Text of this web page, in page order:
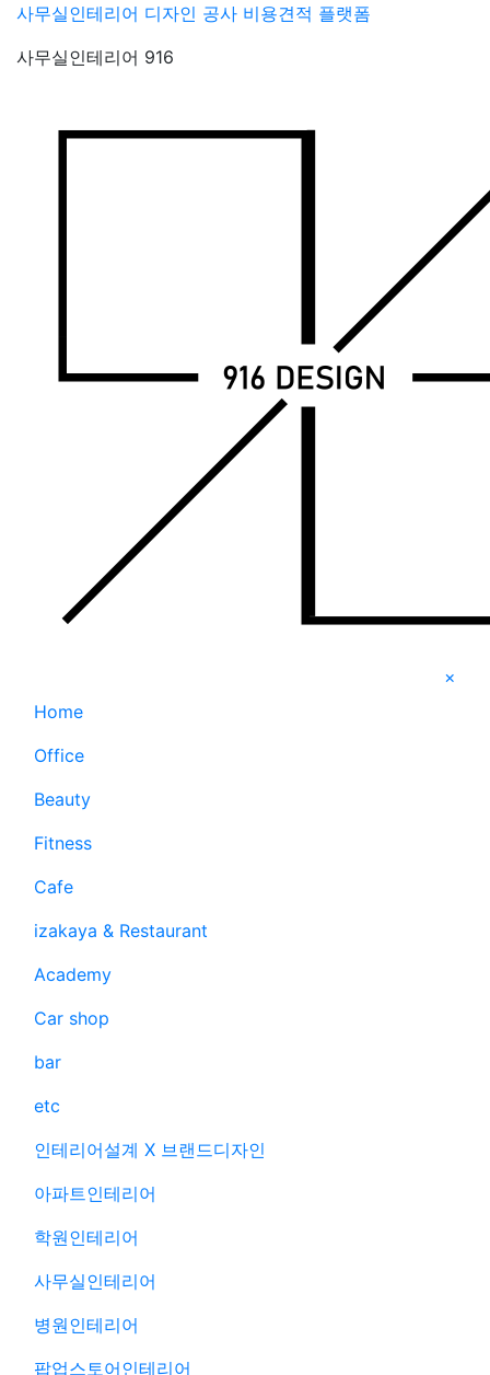
Skip
content
사무실인테리어 디자인 공사 비용견적 플랫폼
사무실인테리어 916
×
Home
Office
Beauty
Fitness
Cafe
izakaya & Restaurant
Academy
Car shop
bar
etc
인테리어설계 X 브랜드디자인
아파트인테리어
학원인테리어
사무실인테리어
병원인테리어
팝업스토어인테리어